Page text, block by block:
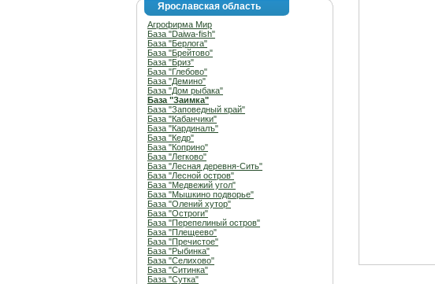
Ярославская область
Агрофирма Мир
База "Daiwa-fish"
База "Берлога"
База "Брейтово"
База "Бриз"
База "Глебово"
База "Демино"
База "Дом рыбака"
База "Заимка"
База "Заповедный край"
База "Кабанчики"
База "Кардиналъ"
База "Кедр"
База "Коприно"
База "Легково"
База "Лесная деревня-Сить"
База "Лесной остров"
База "Медвежий угол"
База "Мышкино подворье"
База "Олений хутор"
База "Остроги"
База "Перепелиный остров"
База "Плещеево"
База "Пречистое"
База "Рыбинка"
База "Селихово"
База "Ситинка"
База "Сутка"